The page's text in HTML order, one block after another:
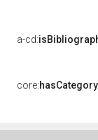
a-cd:
core:hasCategory